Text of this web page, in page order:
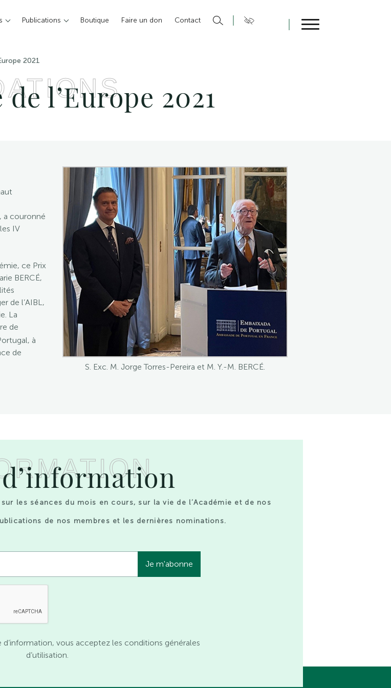
Publications Boutique Faire un don
Contact
2021
l’Europe 2021
a couronné
IV
ce Prix
BERCÉ,
de l’AIBL,
La
de
à
de
S. Exc. M. Jorge Torres-Pereira et M. Y.-M. BERCÉ.
les séances du mois en cours, sur la vie de l’Académie et de nos
de nos membres et les dernières nominations.
vous acceptez les conditions générales
d’utilisation.